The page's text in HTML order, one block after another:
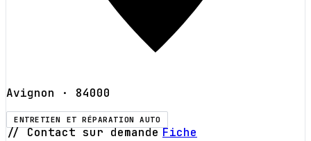
Avignon · 84000
ENTRETIEN ET RÉPARATION AUTO
// Contact sur demande Fiche